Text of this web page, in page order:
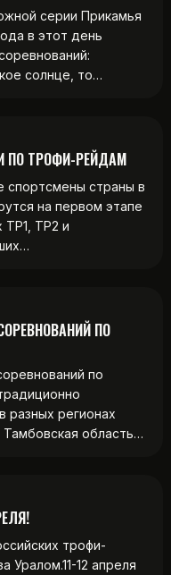
серии Прикамья
в этот день
солнце, то…
ПО ТРОФИ-РЕЙДАМ
спортсмены страны в
на первом этапе
ТР1, ТР2 и
ПО
по
разных регионах
область…
трофи-
Уралом.11-12 апреля